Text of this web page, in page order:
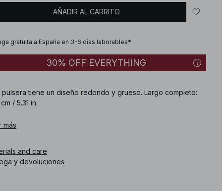
AÑADIR AL CARRITO
gratuita a España en 3-6 días laborables*
30% OFF EVERYTHING
pulsera tiene un diseño redondo y grueso. Largo completo:
/ 5.31 in.
de artículo
más
and care
y devoluciones